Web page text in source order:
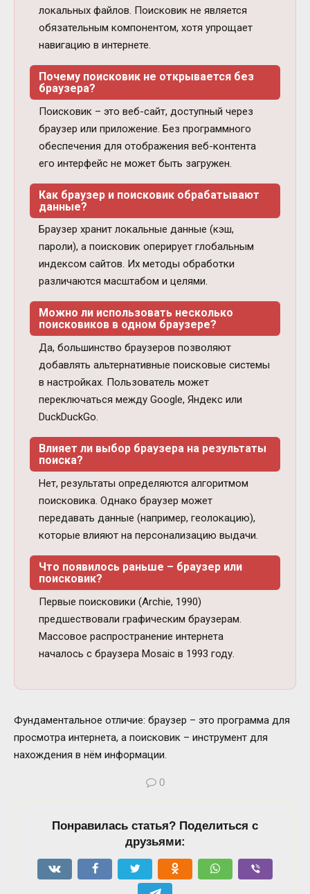
локальных файлов. Поисковик не является
обязательным компонентом, хотя упрощает
навигацию в интернете.
Почему поисковик не открывается без
браузера?
Поисковик – это веб-сайт, доступный через
браузер или приложение. Без программного
обеспечения для отображения веб-контента
его интерфейс не может быть загружен.
Как браузер и поисковик обрабатывают
данные?
Браузер хранит локальные данные (кэш,
пароли), а поисковик оперирует глобальным
индексом сайтов. Их методы обработки
различаются масштабом и целями.
Можно ли использовать несколько
поисковиков в одном браузере?
Да, большинство браузеров позволяют
добавлять альтернативные поисковые системы
в настройках. Пользователь может
переключаться между Google, Яндекс или
DuckDuckGo.
Влияет ли выбор браузера на результаты
поиска?
Нет, результаты определяются алгоритмом
поисковика. Однако браузер может
передавать данные (например, геолокацию),
которые влияют на персонализацию выдачи.
Что появилось раньше – браузер или
поисковик?
Первые поисковики (Archie, 1990)
предшествовали графическим браузерам.
Массовое распространение интернета
началось с браузера Mosaic в 1993 году.
Фундаментальное отличие: браузер – это программа для
просмотра интернета, а поисковик – инструмент для
нахождения в нём информации.
0
Понравилась статья? Поделиться с
друзьями: